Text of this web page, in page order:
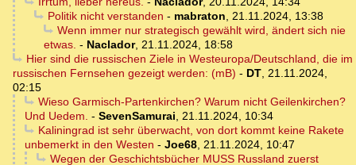
Politik nicht verstanden - mabraton, 21.11.2024, 13:38
Wenn immer nur strategisch gewählt wird, ändert sich nie
etwas. - Naclador, 21.11.2024, 18:58
Hier sind die russischen Ziele in Westeuropa/Deutschland, die im
russischen Fernsehen gezeigt werden: (mB) - DT, 21.11.2024,
02:15
Wieso Garmisch-Partenkirchen? Warum nicht Geilenkirchen?
Und Uedem. - SevenSamurai, 21.11.2024, 10:34
Kaliningrad ist sehr überwacht, von dort kommt keine Rakete
unbemerkt in den Westen - Joe68, 21.11.2024, 10:47
Wegen der Geschichtsbücher MUSS Russland zuerst